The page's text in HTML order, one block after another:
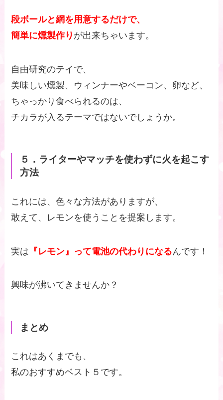
段ボールと網を用意するだけで、
簡単に燻製作り が出来ちゃいます。
自由研究のテイで、
美味しい燻製、ウィンナーやベーコン、卵など、
ちゃっかり食べられるのは、
チカラが入るテーマではないでしょうか。
５．ライターやマッチを使わずに火を起こす
方法
これには、色々な方法がありますが、
敢えて、レモンを使うことを提案します。
実は 『レモン』って電池の代わりになるんです！
興味が沸いてきませんか？
まとめ
これはあくまでも、
私のおすすめベスト５です。